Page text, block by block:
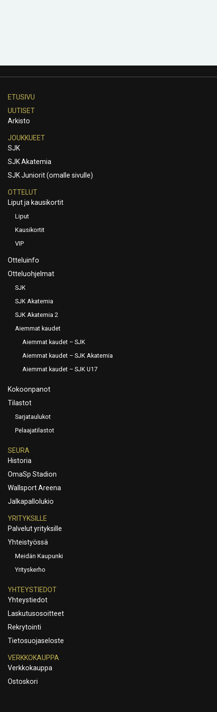
ETUSIVU
UUTISET
Arkisto
JOUKKUEET
SJK
SJK Akatemia
SJK Juniorit (omalle sivulle)
OTTELUT
Liput ja kausikortit
Liput
Kausikortit
VIP
Otteluinfo
Otteluohjelmat
SJK
SJK Akatemia
SJK Akatemia 2
Aiemmat kaudet
Aiemmat kaudet – SJK
Aiemmat kaudet – SJK Akatemia
Aiemmat kaudet – SJK U17
Kokoonpanot
Tilastot
Sarjataulukot
Pelaajatilastot
SEURA
Historia
OmaSp Stadion
Wallsport Areena
Jalkapallolukio
YRITYKSILLE
Palvelut yrityksille
Yhteistyössä
Meidän Kaupunki
Yrityskerho
YHTEYSTIEDOT
Yhteystiedot
Laskutusosoitteet
Rekrytointi
Tietosuojaseloste
VERKKOKAUPPA
Verkkokauppa
Ostoskori